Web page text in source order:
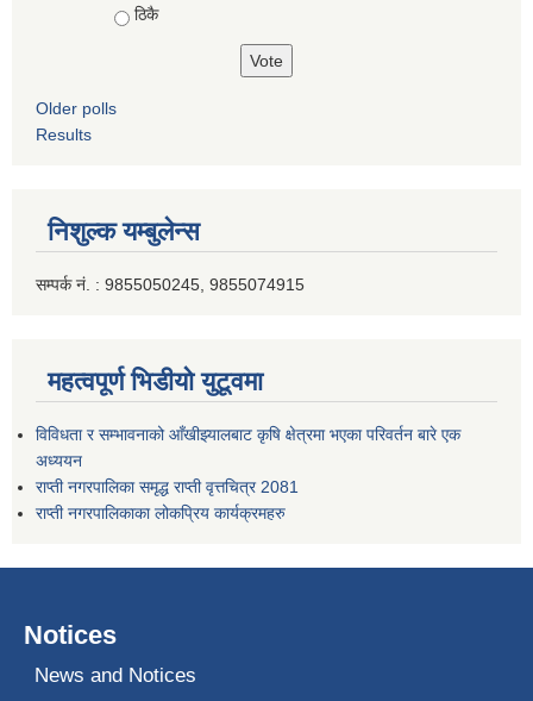
ठिकै
Older polls
Results
निशुल्क यम्बुलेन्स
सम्पर्क नं. : 9855050245, 9855074915
महत्वपूर्ण भिडीयो युटूवमा
विविधता र सम्भावनाको आँखीझ्यालबाट कृषि क्षेत्रमा भएका परिवर्तन बारे एक
अध्ययन
राप्ती नगरपालिका समृद्ध राप्ती वृत्तचित्र 2081
राप्ती नगरपालिकाका लोकप्रिय कार्यक्रमहरु
Notices
News and Notices